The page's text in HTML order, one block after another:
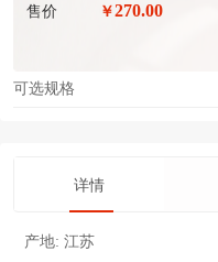
售价 ￥270.00
可选规格
详情
产地: 江苏